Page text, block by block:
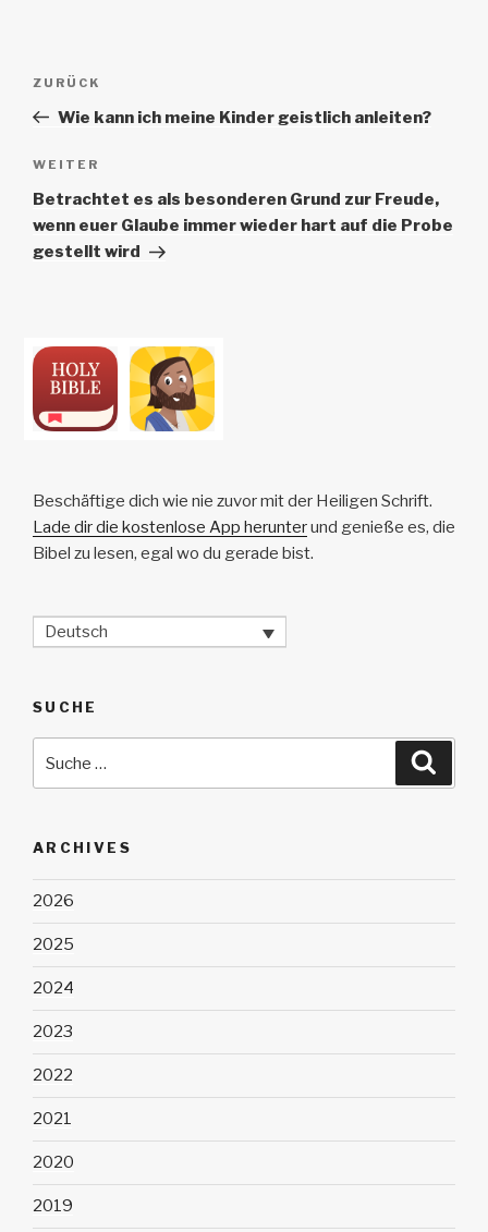
Beitrags-
Vorheriger
Beitrag
ZURÜCK
Wie kann ich meine Kinder geistlich anleiten?
Nächster
Beitrag
WEITER
Betrachtet es als besonderen Grund zur Freude,
wenn euer Glaube immer wieder hart auf die Probe
gestellt wird
Beschäftige dich wie nie zuvor mit der Heiligen Schrift.
Lade dir die kostenlose App herunterund genieße es, die
Bibel zu lesen, egal wo du gerade bist.
Deutsch
SUCHE
ARCHIVES
2026
2025
2024
2023
2022
2021
2020
2019